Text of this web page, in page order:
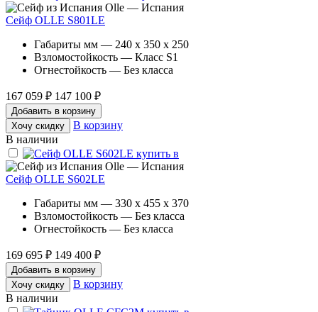
Olle — Испания
Сейф OLLE S801LE
Габариты мм — 240 x 350 x 250
Взломостойкость — Класс S1
Огнестойкость — Без класса
167 059 ₽ 147 100 ₽
Добавить в корзину
Хочу скидку
В корзину
В наличии
Olle — Испания
Сейф OLLE S602LE
Габариты мм — 330 x 455 x 370
Взломостойкость — Без класса
Огнестойкость — Без класса
169 695 ₽ 149 400 ₽
Добавить в корзину
Хочу скидку
В корзину
В наличии